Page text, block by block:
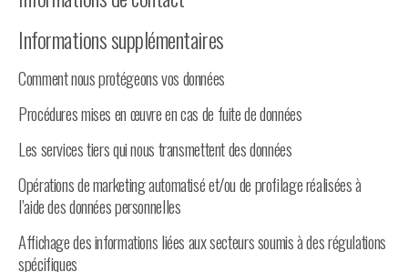
Informations supplémentaires
Comment nous protégeons vos données
Procédures mises en œuvre en cas de fuite de données
Les services tiers qui nous transmettent des données
Opérations de marketing automatisé et/ou de profilage réalisées à
l’aide des données personnelles
Affichage des informations liées aux secteurs soumis à des régulations
spécifiques